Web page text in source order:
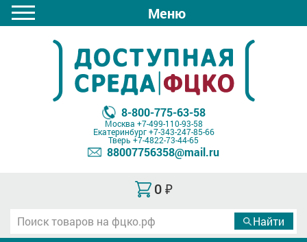
Меню
8-800-775-63-58
Москва +7-499-110-93-58
Екатеринбург+7-343-247-85-66
Тверь +7-4822-73-44-65
88007756358@mail.ru
0 ₽